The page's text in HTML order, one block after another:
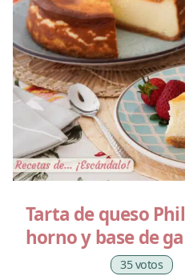
Tarta de queso
horno y base de
35 votos